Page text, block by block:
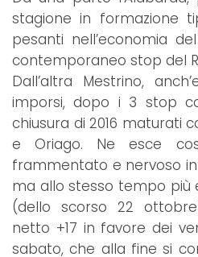
stagione in formazione
pesanti nell’economia
contemporaneo stop del
Dall’altra Mestrino,
imporsi, dopo i 3 stop
chiusura di 2016 maturati
e Oriago. Ne esce
frammentato e nervoso in
ma allo stesso tempo più
(dello scorso 22
netto +17 in favore dei
sabato, che alla fine si